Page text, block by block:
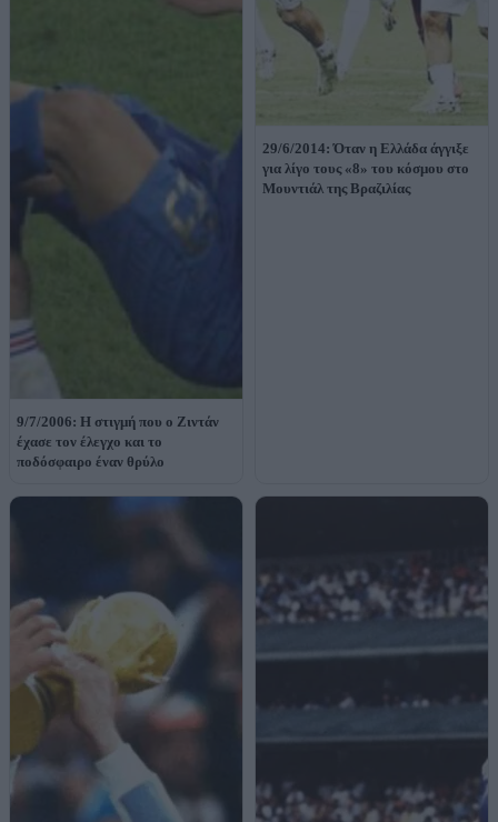
9/7/2006: Η στιγμή που ο Ζιντάν
έχασε τον έλεγχο και το
ποδόσφαιρο έναν θρύλο
29/6/2014: Όταν η Ελλάδα άγγιξε
για λίγο τους «8» του κόσμου στο
Μουντιάλ της Βραζιλίας